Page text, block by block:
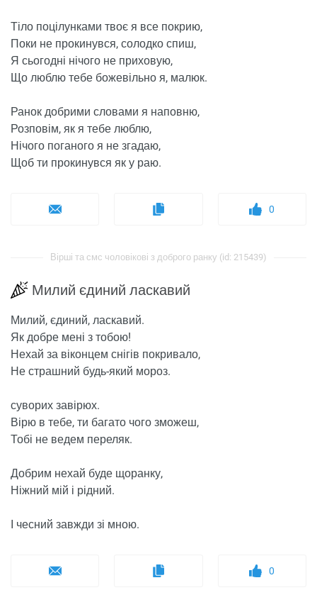
Тіло поцілунками твоє я все покрию,
Поки не прокинувся, солодко спиш,
Я сьогодні нічого не приховую,
Що люблю тебе божевільно я, малюк.
Ранок добрими словами я наповню,
Розповім, як я тебе люблю,
Нічого поганого я не згадаю,
Щоб ти прокинувся як у раю.
0
Вірші та смс чоловікові з доброго ранку (id: 215439)
Милий єдиний ласкавий
Милий, єдиний, ласкавий.
Як добре мені з тобою!
Нехай за віконцем снігів покривало,
Не страшний будь-який мороз.
суворих завірюх.
Вірю в тебе, ти багато чого зможеш,
Тобі не ведем переляк.
Добрим нехай буде щоранку,
Ніжний мій і рідний.
І чесний завжди зі мною.
0